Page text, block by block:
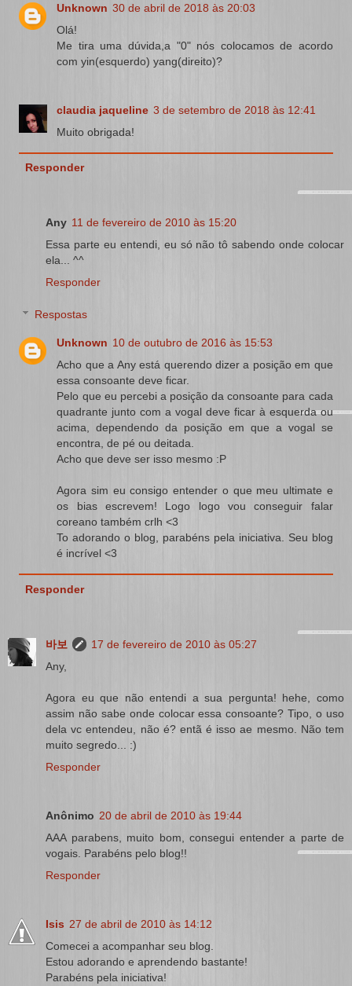
Unknown 30 de abril de 2018 às 20:03
Olá!
Me tira uma dúvida,a "0" nós colocamos de acordo
com yin(esquerdo) yang(direito)?
claudia jaqueline 3 de setembro de 2018 às 12:41
Muito obrigada!
Responder
Any 11 de fevereiro de 2010 às 15:20
Essa parte eu entendi, eu só não tô sabendo onde colocar
ela... ^^
Responder
Respostas
Unknown 10 de outubro de 2016 às 15:53
Acho que a Any está querendo dizer a posição em que
essa consoante deve ficar.
Pelo que eu percebi a posição da consoante para cada
quadrante junto com a vogal deve ficar à esquerda ou
acima, dependendo da posição em que a vogal se
encontra, de pé ou deitada.
Acho que deve ser isso mesmo :P
Agora sim eu consigo entender o que meu ultimate e
os bias escrevem! Logo logo vou conseguir falar
coreano também crlh <3
To adorando o blog, parabéns pela iniciativa. Seu blog
é incrível <3
Responder
바보
17 de fevereiro de 2010 às 05:27
Any,
Agora eu que não entendi a sua pergunta! hehe, como
assim não sabe onde colocar essa consoante? Tipo, o uso
dela vc entendeu, não é? entã é isso ae mesmo. Não tem
muito segredo... :)
Responder
Anônimo 20 de abril de 2010 às 19:44
AAA parabens, muito bom, consegui entender a parte de
vogais. Parabéns pelo blog!!
Responder
Isis 27 de abril de 2010 às 14:12
Comecei a acompanhar seu blog.
Estou adorando e aprendendo bastante!
Parabéns pela iniciativa!